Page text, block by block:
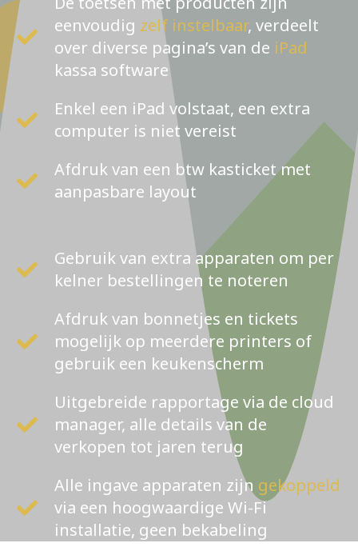
eenvoudig zelf instelbaar, verdeelt
over diverse pagina’s van de iPad
kassa software
Enkel een iPad volstaat, een extra
computer is niet vereist
Afdruk van een btw kasticket met
aanpasbare layout
Gebruik van extra apparaten om per
kelner bestellingen te noteren
Afdruk van bonnetjes en tickets
mogelijk op meerdere printers of
gebruik een keukenscherm
Uitgebreide rapportage via de cloud
manager, alle details van de
verkopen tot jaren terug
Alle ingave apparaten zijn gekoppeld
via een hoogwaardige Wi-Fi
installatie, geen bekabeling